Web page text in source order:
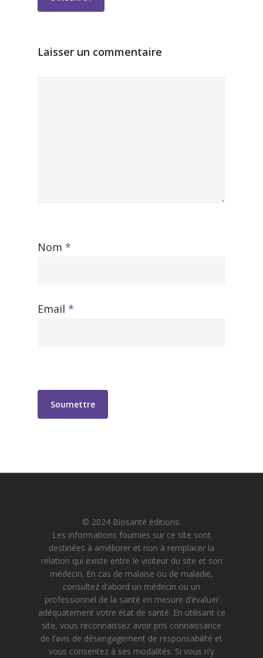
Laisser un commentaire
Nom *
Email *
© 2024 Biosanté éditions.
Les informations fournies sur ce site sont
destinées à améliorer et non à remplacer la
relation qui existe entre le visiteur du site et son
médecin. En cas de malaise ou de maladie,
consultez d’abord un médecin ou un
professionnel de la santé en mesure d’évaluer
adéquatement votre état de santé. En utilisant ce
site, vous reconnaissez avoir pris connaissance
de l’avis de désengagement de responsabilité et
vous consentez à ses modalités. Si vous n’y